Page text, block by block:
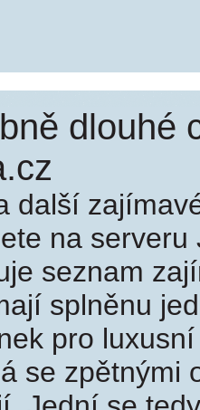
dlouhé
další
na serveru
seznam
splněnu
pro
se zpětnými